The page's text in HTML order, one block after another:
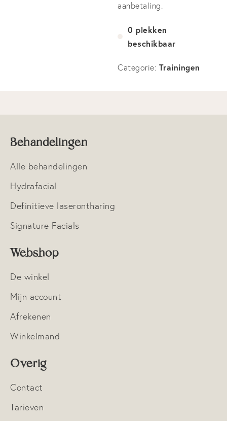
Privé Training
Pigmenten
Tarieven
Blog
Shop
Contact
Veelgestelde vragen
aanbetaling.
0 plekken
beschikbaar
Categorie: Trainingen
Behandelingen
Alle behandelingen
Hydrafacial
Definitieve laserontharing
Signature Facials
Webshop
De winkel
Mijn account
Afrekenen
Winkelmand
Overig
Contact
Tarieven